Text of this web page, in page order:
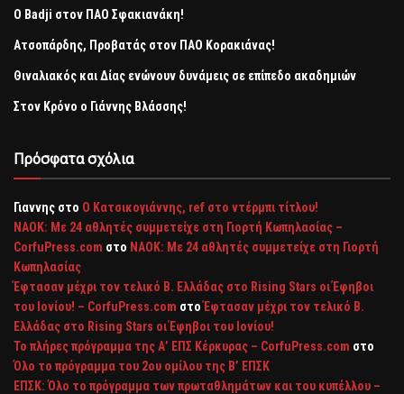
Ο Badji στον ΠΑΟ Σφακιανάκη!
Ατσοπάρδης, Προβατάς στον ΠΑΟ Κορακιάνας!
Θιναλιακός και Δίας ενώνουν δυνάμεις σε επίπεδο ακαδημιών
Στον Κρόνο ο Γιάννης Βλάσσης!
Πρόσφατα σχόλια
Γιαννης στο Ο Κατσικογιάννης, ref στο ντέρμπι τίτλου!
ΝΑΟΚ: Με 24 αθλητές συμμετείχε στη Γιορτή Κωπηλασίας –
CorfuPress.com στο ΝΑΟΚ: Με 24 αθλητές συμμετείχε στη Γιορτή
Κωπηλασίας
Έφτασαν μέχρι τον τελικό Β. Ελλάδας στο Rising Stars οι Έφηβοι
του Ιονίου! – CorfuPress.com στοΈφτασαν μέχρι τον τελικό Β.
Ελλάδας στο Rising Stars οι Έφηβοι του Ιονίου!
Το πλήρες πρόγραμμα της Α’ ΕΠΣ Κέρκυρας – CorfuPress.com στο
Όλο το πρόγραμμα του 2ου ομίλου της Β’ ΕΠΣΚ
ΕΠΣΚ: Όλο το πρόγραμμα των πρωταθλημάτων και του κυπέλλου –